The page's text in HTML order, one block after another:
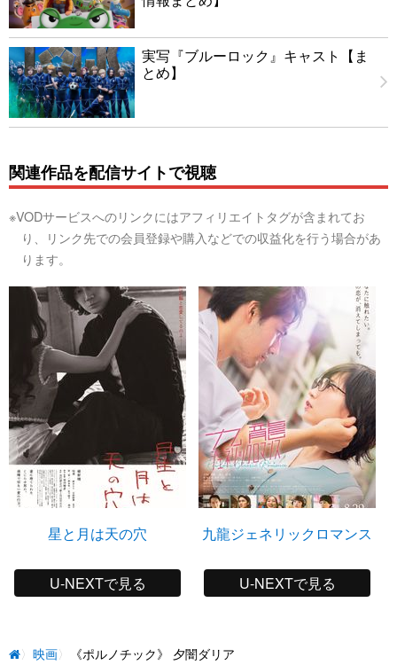
実写『ブルーロック』キャスト【ま
とめ】
関連作品を配信サイトで視聴
※VODサービスへのリンクにはアフィリエイトタグが含まれてお
り、リンク先での会員登録や購入などでの収益化を行う場合があ
ります。
星と月は天の穴
U-NEXTで見る
九龍ジェネリックロマンス
U-NEXTで見る
映画 《ポルノチック》 夕闇ダリア